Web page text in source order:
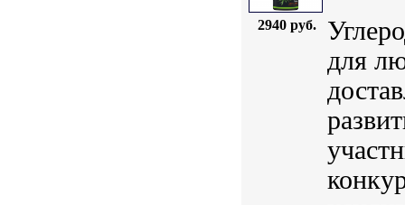
2940 руб.
для